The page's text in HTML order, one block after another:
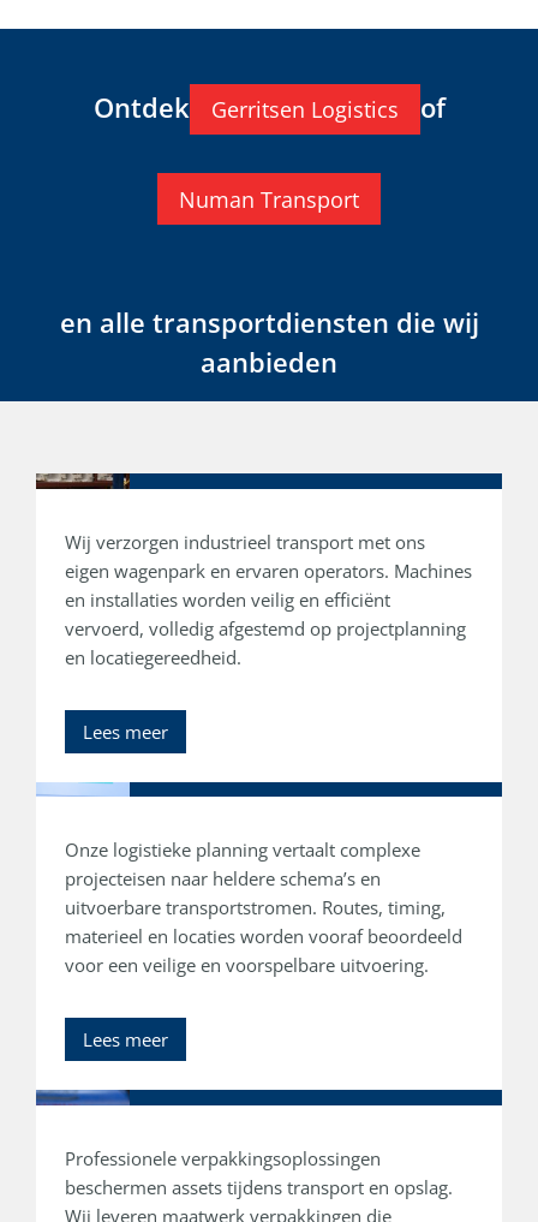
Ontdek Gerritsen Logistics of
Numan Transport
en alle transportdiensten die wij
aanbieden
Wij verzorgen industrieel transport met ons
eigen wagenpark en ervaren operators. Machines
en installaties worden veilig en efficiënt
vervoerd, volledig afgestemd op projectplanning
en locatiegereedheid.
Lees meer
Onze logistieke planning vertaalt complexe
projecteisen naar heldere schema’s en
uitvoerbare transportstromen. Routes, timing,
materieel en locaties worden vooraf beoordeeld
voor een veilige en voorspelbare uitvoering.
Lees meer
Professionele verpakkingsoplossingen
beschermen assets tijdens transport en opslag.
Wij leveren maatwerk verpakkingen die